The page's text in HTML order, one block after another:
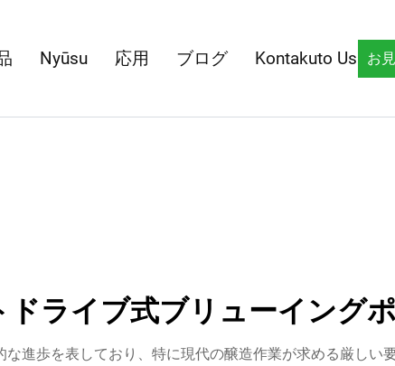
Nyūsu 応用 ブログ Kontakuto Us お
ドライブ式ブリューイング
進歩を表しており、特に現代の醸造作業が求める厳しい